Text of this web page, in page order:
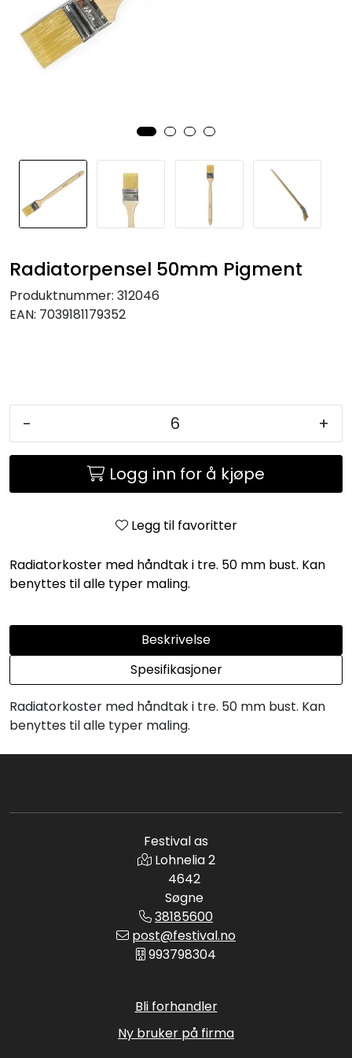
Radiatorpensel 50mm Pigment
Produktnummer: 312046
EAN: 7039181179352
- +
Logg inn for å kjøpe
Legg til favoritter
Radiatorkoster med håndtak i tre. 50 mm bust. Kan
benyttes til alle typer maling.
Beskrivelse
Spesifikasjoner
Radiatorkoster med håndtak i tre. 50 mm bust. Kan
benyttes til alle typer maling.
Festival as
Lohnelia 2
4642
Søgne
38185600
post@festival.no
993798304
Bli forhandler
Ny bruker på firma
KJØKKEN
MØBLER